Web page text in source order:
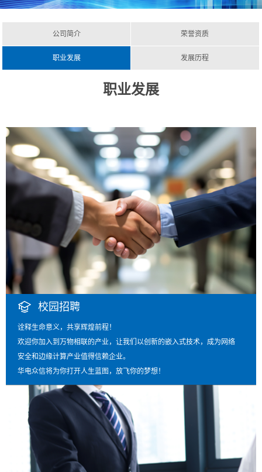
公司简介 荣誉资质
职业发展 发展历程
职业发展
校园招聘
诠释生命意义，共享辉煌前程！
欢迎你加入到万物相联的产业，让我们以创新的嵌入式技术，成为网络
安全和边缘计算产业值得信赖企业。
华电众信将为你打开人生蓝图，放飞你的梦想！